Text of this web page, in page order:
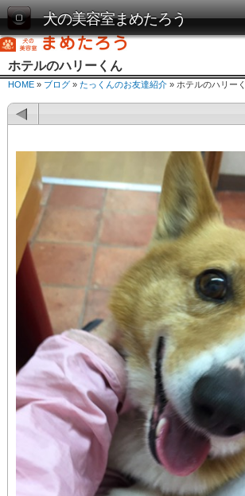
犬の美容室まめたろう
ホテルのハリーくん
HOME » ブログ » たっくんのお友達紹介 » ホテルのハリー